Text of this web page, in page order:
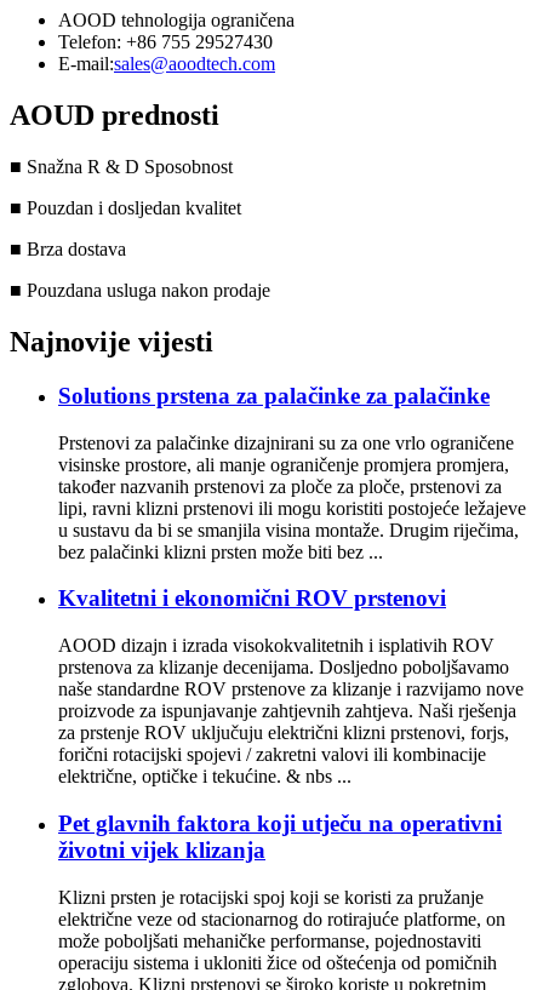
AOOD tehnologija ograničena
Telefon: +86 755 29527430
E-mail:sales@aoodtech.com
AOUD prednosti
■ Snažna R & D Sposobnost
■ Pouzdan i dosljedan kvalitet
■ Brza dostava
■ Pouzdana usluga nakon prodaje
Najnovije vijesti
Solutions prstena za palačinke za palačinke
Prstenovi za palačinke dizajnirani su za one vrlo ograničene
visinske prostore, ali manje ograničenje promjera promjera,
također nazvanih prstenovi za ploče za ploče, prstenovi za
lipi, ravni klizni prstenovi ili mogu koristiti postojeće ležajeve
u sustavu da bi se smanjila visina montaže. Drugim riječima,
bez palačinki klizni prsten može biti bez ...
Kvalitetni i ekonomični ROV prstenovi
AOOD dizajn i izrada visokokvalitetnih i isplativih ROV
prstenova za klizanje decenijama. Dosljedno poboljšavamo
naše standardne ROV prstenove za klizanje i razvijamo nove
proizvode za ispunjavanje zahtjevnih zahtjeva. Naši rješenja
za prstenje ROV uključuju električni klizni prstenovi, forjs,
forični rotacijski spojevi / zakretni valovi ili kombinacije
električne, optičke i tekućine. & nbs ...
Pet glavnih faktora koji utječu na operativni
životni vijek klizanja
Klizni prsten je rotacijski spoj koji se koristi za pružanje
električne veze od stacionarnog do rotirajuće platforme, on
može poboljšati mehaničke performanse, pojednostaviti
operaciju sistema i ukloniti žice od oštećenja od pomičnih
zglobova. Klizni prstenovi se široko koriste u pokretnim